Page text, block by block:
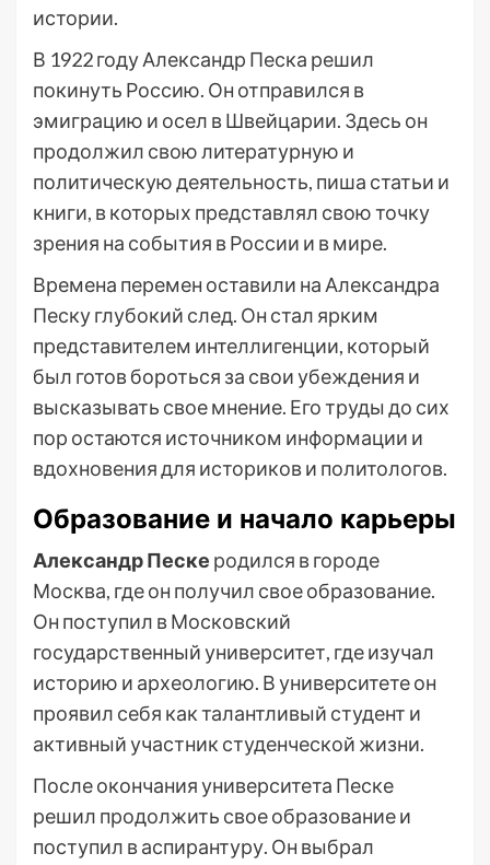
истории.
В 1922 году Александр Песка решил
покинуть Россию. Он отправился в
эмиграцию и осел в Швейцарии. Здесь он
продолжил свою литературную и
политическую деятельность, пиша статьи и
книги, в которых представлял свою точку
зрения на события в России и в мире.
Времена перемен оставили на Александра
Песку глубокий след. Он стал ярким
представителем интеллигенции, который
был готов бороться за свои убеждения и
высказывать свое мнение. Его труды до сих
пор остаются источником информации и
вдохновения для историков и политологов.
Образование и начало карьеры
Александр Песке родился в городе
Москва, где он получил свое образование.
Он поступил в Московский
государственный университет, где изучал
историю и археологию. В университете он
проявил себя как талантливый студент и
активный участник студенческой жизни.
После окончания университета Песке
решил продолжить свое образование и
поступил в аспирантуру. Он выбрал